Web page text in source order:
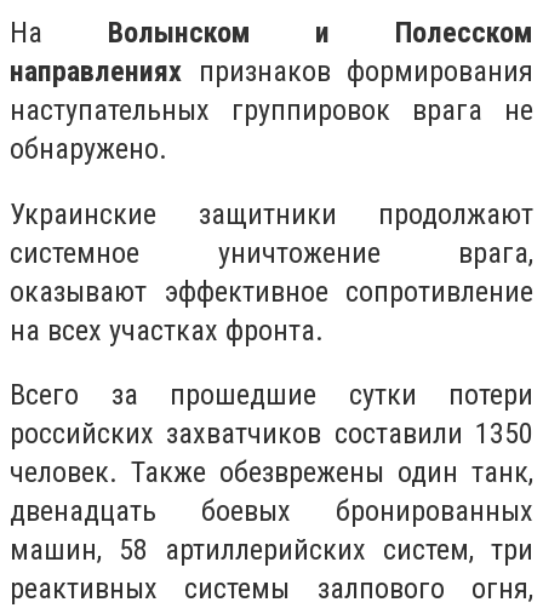
На Волынском и Полесском
направлениях признаков формирования
наступательных группировок врага не
обнаружено.
Украинские защитники продолжают
системное уничтожение врага,
оказывают эффективное сопротивление
на всех участках фронта.
Всего за прошедшие сутки потери
российских захватчиков составили 1350
человек. Также обезврежены один танк,
двенадцать боевых бронированных
машин, 58 артиллерийских систем, три
реактивных системы залпового огня,